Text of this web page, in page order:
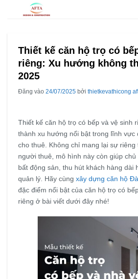
Thiết kế căn hộ trọ có
riêng: Xu hướng không
2025
Đăng vào 24/07/2025 bởi thietkevathicong
Thiết kế căn hộ trọ có bếp và vệ sinh
thành xu hướng nổi bật trong lĩnh vực
cho thuê. Không chỉ mang lại sự
người thuê, mô hình này còn giúp
bất động sản, thu hút khách hàng dài
quản lý. Hãy cùng xây dựng căn hộ
đặc điểm nổi bật của căn hộ trọ có
riêng ở bài viết dưới đây nhé!